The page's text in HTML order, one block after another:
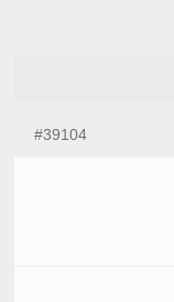
#39104